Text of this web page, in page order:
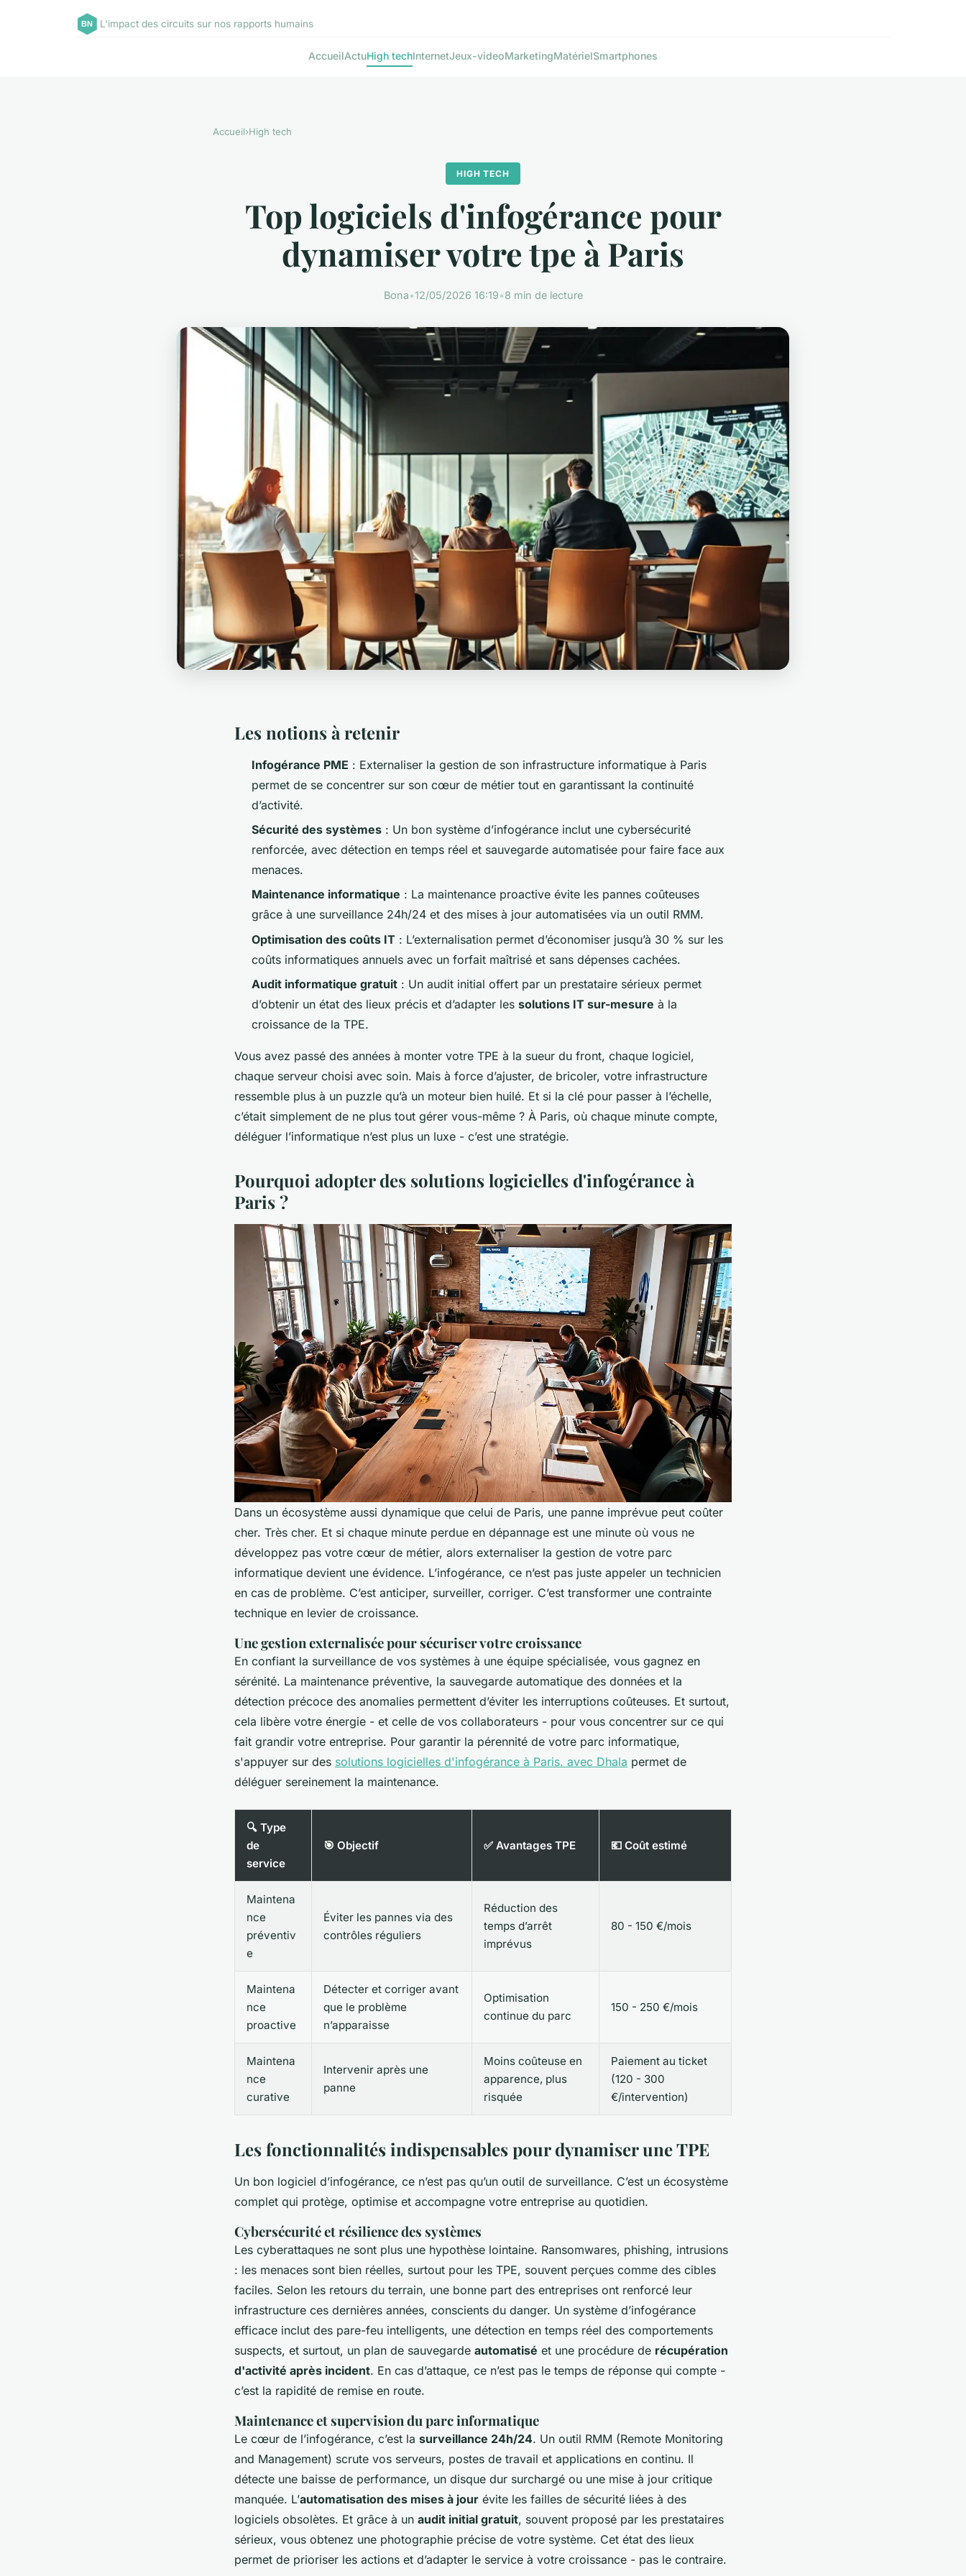
L'impact des circuits sur nos rapports humains
AccueilActuHigh techInternetJeux-videoMarketingMatérielSmartphones
Accueil›High tech
HIGH TECH
Top logiciels d'infogérance pour
dynamiser votre tpe à Paris
Bona•12/05/2026 16:19•8 min de lecture
Les notions à retenir
Infogérance PME : Externaliser la gestion de son infrastructure informatique à Paris
permet de se concentrer sur son cœur de métier tout en garantissant la continuité
d’activité.
Sécurité des systèmes : Un bon système d’infogérance inclut une cybersécurité
renforcée, avec détection en temps réel et sauvegarde automatisée pour faire face aux
menaces.
Maintenance informatique : La maintenance proactive évite les pannes coûteuses
grâce à une surveillance 24h/24 et des mises à jour automatisées via un outil RMM.
Optimisation des coûts IT : L’externalisation permet d’économiser jusqu’à 30 % sur les
coûts informatiques annuels avec un forfait maîtrisé et sans dépenses cachées.
Audit informatique gratuit : Un audit initial offert par un prestataire sérieux permet
d’obtenir un état des lieux précis et d’adapter les solutions IT sur-mesure à la
croissance de la TPE.
Vous avez passé des années à monter votre TPE à la sueur du front, chaque logiciel,
chaque serveur choisi avec soin. Mais à force d’ajuster, de bricoler, votre infrastructure
ressemble plus à un puzzle qu’à un moteur bien huilé. Et si la clé pour passer à l’échelle,
c’était simplement de ne plus tout gérer vous-même ? À Paris, où chaque minute compte,
déléguer l’informatique n’est plus un luxe - c’est une stratégie.
Pourquoi adopter des solutions logicielles d'infogérance à
Paris ?
Dans un écosystème aussi dynamique que celui de Paris, une panne imprévue peut coûter
cher. Très cher. Et si chaque minute perdue en dépannage est une minute où vous ne
développez pas votre cœur de métier, alors externaliser la gestion de votre parc
informatique devient une évidence. L’infogérance, ce n’est pas juste appeler un technicien
en cas de problème. C’est anticiper, surveiller, corriger. C’est transformer une contrainte
technique en levier de croissance.
Une gestion externalisée pour sécuriser votre croissance
En confiant la surveillance de vos systèmes à une équipe spécialisée, vous gagnez en
sérénité. La maintenance préventive, la sauvegarde automatique des données et la
détection précoce des anomalies permettent d’éviter les interruptions coûteuses. Et surtout,
cela libère votre énergie - et celle de vos collaborateurs - pour vous concentrer sur ce qui
fait grandir votre entreprise. Pour garantir la pérennité de votre parc informatique,
s'appuyer sur des solutions logicielles d'infogérance à Paris. avec Dhala permet de
déléguer sereinement la maintenance.
🔍 Type
de
service
🎯 Objectif ✅ Avantages TPE 💶 Coût estimé
Maintena
nce
préventiv
e
Éviter les pannes via des
contrôles réguliers
Réduction des
temps d’arrêt
imprévus
80 - 150 €/mois
Maintena
nce
proactive
Détecter et corriger avant
que le problème
n’apparaisse
Optimisation
continue du parc
150 - 250 €/mois
Maintena
nce
curative
Intervenir après une
panne
Moins coûteuse en
apparence, plus
risquée
Paiement au ticket
(120 - 300
€/intervention)
Les fonctionnalités indispensables pour dynamiser une TPE
Un bon logiciel d’infogérance, ce n’est pas qu’un outil de surveillance. C’est un écosystème
complet qui protège, optimise et accompagne votre entreprise au quotidien.
Cybersécurité et résilience des systèmes
Les cyberattaques ne sont plus une hypothèse lointaine. Ransomwares, phishing, intrusions
: les menaces sont bien réelles, surtout pour les TPE, souvent perçues comme des cibles
faciles. Selon les retours du terrain, une bonne part des entreprises ont renforcé leur
infrastructure ces dernières années, conscients du danger. Un système d’infogérance
efficace inclut des pare-feu intelligents, une détection en temps réel des comportements
suspects, et surtout, un plan de sauvegarde automatisé et une procédure de récupération
d'activité après incident. En cas d’attaque, ce n’est pas le temps de réponse qui compte -
c’est la rapidité de remise en route.
Maintenance et supervision du parc informatique
Le cœur de l’infogérance, c’est la surveillance 24h/24. Un outil RMM (Remote Monitoring
and Management) scrute vos serveurs, postes de travail et applications en continu. Il
détecte une baisse de performance, un disque dur surchargé ou une mise à jour critique
manquée. L’automatisation des mises à jour évite les failles de sécurité liées à des
logiciels obsolètes. Et grâce à un audit initial gratuit, souvent proposé par les prestataires
sérieux, vous obtenez une photographie précise de votre système. Cet état des lieux
permet de prioriser les actions et d’adapter le service à votre croissance - pas le contraire.